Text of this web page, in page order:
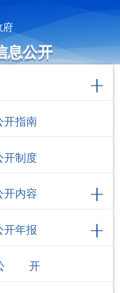
府
息公开
南
度
容
报
息公开